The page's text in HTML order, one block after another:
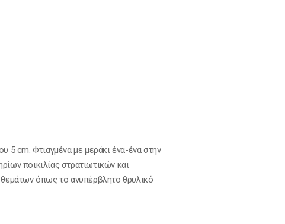
5 cm. Φτιαγμένα με μεράκι ένα-ένα στην
ποικιλίας στρατιωτικών και
όπως το ανυπέρβλητο θρυλικό